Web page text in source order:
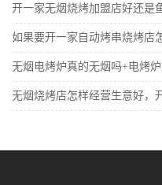
开一家无烟烧烤加盟店好还是
如果要开一家自动烤串烧烤店
无烟电烤炉真的无烟吗+电烤
无烟烧烤店怎样经营生意好，